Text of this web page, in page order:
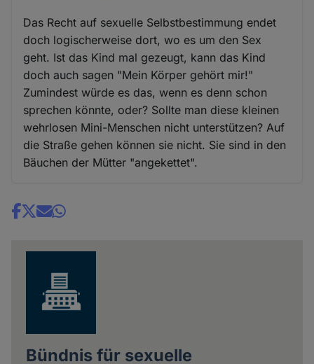
Das Recht auf sexuelle Selbstbestimmung endet
doch logischerweise dort, wo es um den Sex
geht. Ist das Kind mal gezeugt, kann das Kind
doch auch sagen "Mein Körper gehört mir!"
Zumindest würde es das, wenn es denn schon
sprechen könnte, oder? Sollte man diese kleinen
wehrlosen Mini-Menschen nicht unterstützen? Auf
die Straße gehen können sie nicht. Sie sind in den
Bäuchen der Mütter "angekettet".
Share
Bündnis für sexuelle